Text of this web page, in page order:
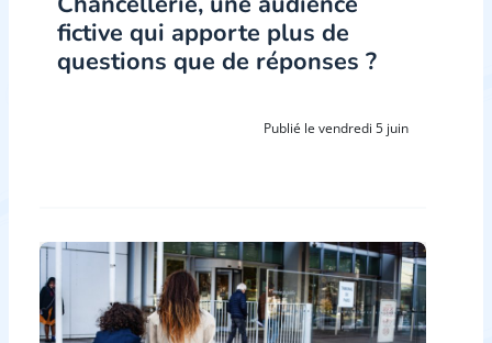
fictive qui apporte plus de
questions que de réponses ?
Publié le vendredi 5 juin